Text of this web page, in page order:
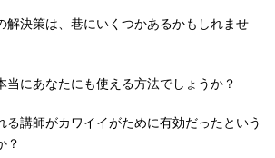
解決策は、巷にいくつかあるかもしれませ
当にあなたにも使える方法でしょうか？
る講師がカワイイがために有効だったという
？